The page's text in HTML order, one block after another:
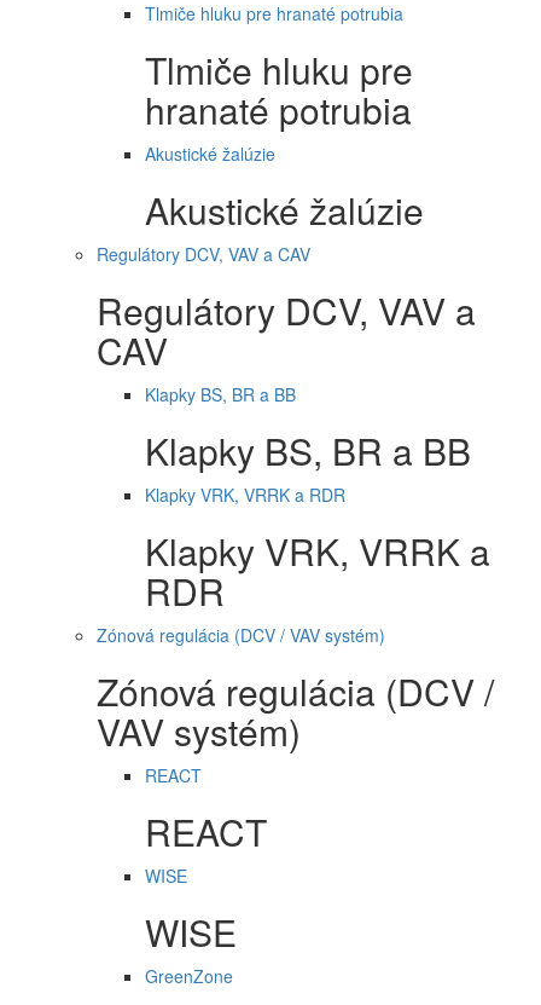
Tlmiče hluku pre hranaté potrubia
Tlmiče hluku pre
hranaté potrubia
Akustické žalúzie
Akustické žalúzie
Regulátory DCV, VAV a CAV
Regulátory DCV, VAV a
CAV
Klapky BS, BR a BB
Klapky BS, BR a BB
Klapky VRK, VRRK a RDR
Klapky VRK, VRRK a
RDR
Zónová regulácia (DCV / VAV systém)
Zónová regulácia (DCV /
VAV systém)
REACT
REACT
WISE
WISE
GreenZone